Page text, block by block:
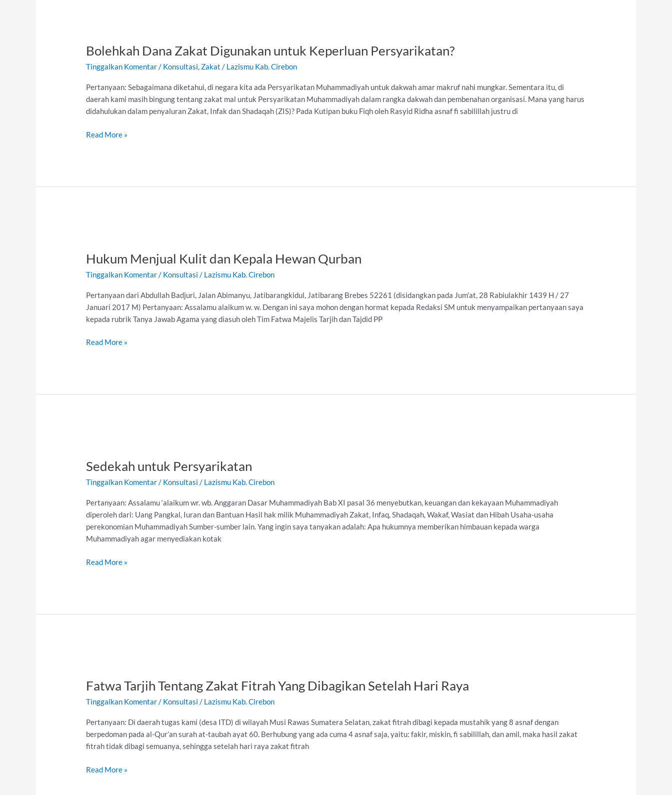
Bolehkah Dana Zakat Digunakan untuk Keperluan Persyarikatan?
Tinggalkan Komentar/ Konsultasi, Zakat / Lazismu Kab. Cirebon
Pertanyaan: Sebagaimana diketahui, di negara kita ada Persyarikatan Muhammadiyah untuk dakwah amar makruf nahi mungkar. Sementara itu, di
daerah kami masih bingung tentang zakat mal untuk Persyarikatan Muhammadiyah dalam rangka dakwah dan pembenahan organisasi. Mana yang harus
didahulukan dalam penyaluran Zakat, Infak dan Shadaqah (ZIS)? Pada Kutipan buku Fiqh oleh Rasyid Ridha asnaf fi sabilillah justru di
Zakat
untuk
Keperluan
Persyarikatan?
Read More »
Hukum Menjual Kulit dan Kepala Hewan Qurban
Tinggalkan Komentar/ Konsultasi / Lazismu Kab. Cirebon
Pertanyaan dari Abdullah Badjuri, Jalan Abimanyu, Jatibarangkidul, Jatibarang Brebes 52261 (disidangkan pada Jum’at, 28 Rabiulakhir 1439 H / 27
Januari 2017 M) Pertanyaan: Assalamu alaikum w. w. Dengan ini saya mohon dengan hormat kepada Redaksi SM untuk menyampaikan pertanyaan saya
kepada rubrik Tanya Jawab Agama yang diasuh oleh Tim Fatwa Majelis Tarjih dan Tajdid PP
Kulit
Kepala
Hewan
Qurban
Read More »
Sedekah untuk Persyarikatan
Tinggalkan Komentar/ Konsultasi / Lazismu Kab. Cirebon
Pertanyaan: Assalamu ‘alaikum wr. wb. Anggaran Dasar Muhammadiyah Bab XI pasal 36 menyebutkan, keuangan dan kekayaan Muhammadiyah
diperoleh dari: Uang Pangkal, Iuran dan Bantuan Hasil hak milik Muhammadiyah Zakat, Infaq, Shadaqah, Wakaf, Wasiat dan Hibah Usaha-usaha
perekonomian Muhammadiyah Sumber-sumber lain. Yang ingin saya tanyakan adalah: Apa hukumnya memberikan himbauan kepada warga
Muhammadiyah agar menyediakan kotak
Persyarikatan
Read More »
Fatwa Tarjih Tentang Zakat Fitrah Yang Dibagikan Setelah Hari Raya
Tinggalkan Komentar/ Konsultasi / Lazismu Kab. Cirebon
Pertanyaan: Di daerah tugas kami (desa ITD) di wilayah Musi Rawas Sumatera Selatan, zakat fitrah dibagi kepada mustahik yang 8 asnaf dengan
berpedoman pada al-Qur’an surah at-taubah ayat 60. Berhubung yang ada cuma 4 asnaf saja, yaitu: fakir, miskin, fi sabilillah, dan amil, maka hasil zakat
fitrah tidak dibagi semuanya, sehingga setelah hari raya zakat fitrah
Tentang
Fitrah
Yang
Dibagikan
Setelah
Raya
Read More »